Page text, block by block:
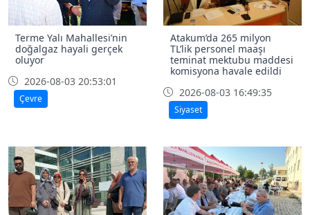
Terme Yalı Mahallesi’nin
doğalgaz hayali gerçek
oluyor
2026-08-03 20:53:01
Çevre
Atakum’da 265 milyon
TL’lik personel maaşı
teminat mektubu maddesi
komisyona havale edildi
2026-08-03 16:49:35
Siyaset